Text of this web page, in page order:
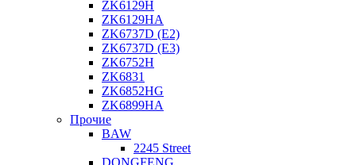
ZK6129H
ZK6129HA
ZK6737D (E2)
ZK6737D (E3)
ZK6752H
ZK6831
ZK6852HG
ZK6899HA
Прочие
BAW
2245 Street